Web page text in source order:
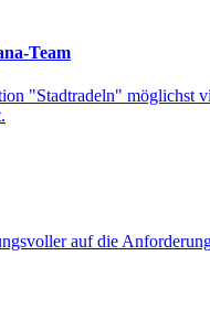
Team
"Stadtradeln" möglichst
auf die